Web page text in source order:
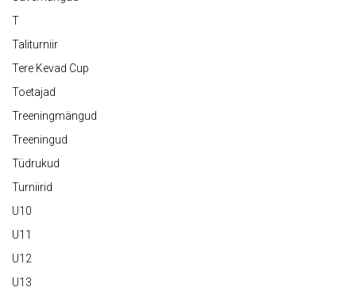
T
Taliturniir
Tere Kevad Cup
Toetajad
Treeningmängud
Treeningud
Tüdrukud
Turniirid
U10
U11
U12
U13